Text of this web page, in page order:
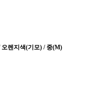
렌지색(기모) / 중(M)